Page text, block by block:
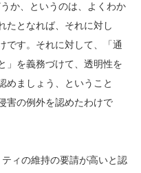
か、というのは、よくわか
たとなれば、それに対し
です。それに対して、「通
」を義務づけて、透明性を
めましょう、ということ
害の例外を認めたわけで
ィの維持の要請が高いと認